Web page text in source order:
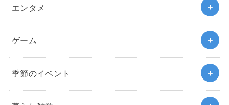
エンタメ
ゲーム
季節のイベント